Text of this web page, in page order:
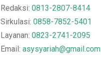
Redaksi: 0813-2807-8414
Sirkulasi: 0858-7852-5401
Layanan: 0823-2741-2095
Email: asysyariah@gmail.com